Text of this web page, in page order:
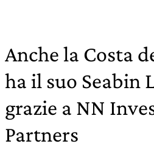
Anche la Costa
ha il suo Seabin
grazie a NN
Partners